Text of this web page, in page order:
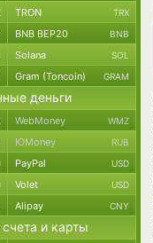
TRON TRX
BNB BEP20 BNB
Solana SOL
Gram (Toncoin) GRAM
деньги
WebMoney WMZ
ЮMoney RUB
PayPal USD
Volet USD
Alipay CNY
и карты